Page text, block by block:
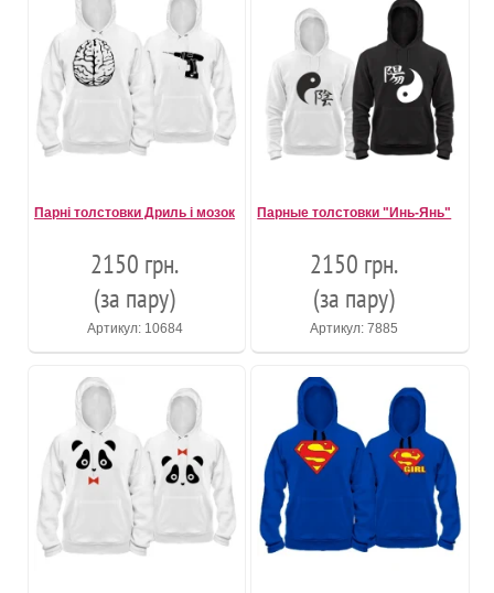
Парні толстовки Дриль і мозок
2150 грн.
(за пару)
Артикул: 10684
Парные толстовки "Инь-Янь"
2150 грн.
(за пару)
Артикул: 7885